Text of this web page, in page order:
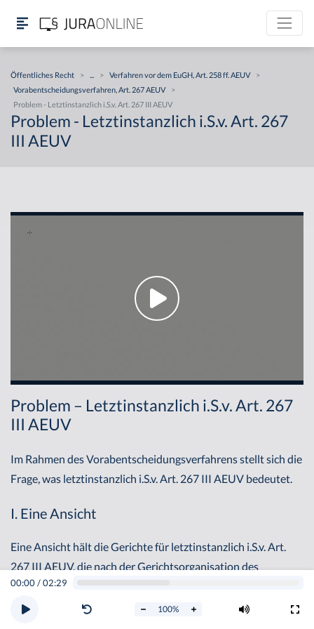
Öffentliches Recht > > Verfahren vor dem EuGH, Art. 258 ff. AEUV
>
Vorabentscheidungsverfahren, Art. 267 AEUV
>
Problem - Letztinstanzlich i.S.v. Art. 267 III AEUV
Problem - Letztinstanzlich i.S.v. Art. 267
III AEUV
00:00/02:29
100%
Problem – Letztinstanzlich i.S.v. Art. 267
III AEUV
Im Rahmen des Vorabentscheidungsverfahrens stellt sich die
Frage, was letztinstanzlich i.S.v. Art. 267 III AEUV bedeutet.
I. Eine Ansicht
Eine Ansicht hält die Gerichte für letztinstanzlich i.S.v. Art.
267 III AEUV, die nach der Gerichtsorganisation des
jeweiligen Mitgliedsstaates letztinstanzlich sind. In der BRD
wäre das höchste letztinstanzliche Gericht der BGH oder das